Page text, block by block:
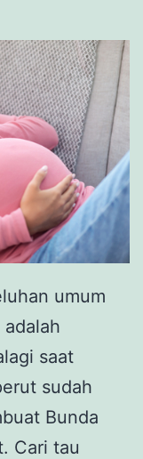
umum
saat
sudah
Bunda
Cari tau